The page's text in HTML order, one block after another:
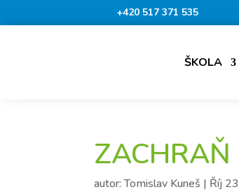
+420 517 371 535
ŠKOLA
ZACHRAŇ
autor:Tomislav Kuneš | Říj